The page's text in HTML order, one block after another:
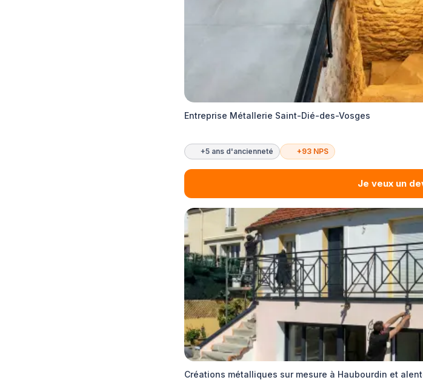
Entreprise Métallerie Saint-Dié-des-Vosges
+5 ans d'ancienneté +93 NPS
Je veux un
Créations métalliques sur mesure à Haubourdin et